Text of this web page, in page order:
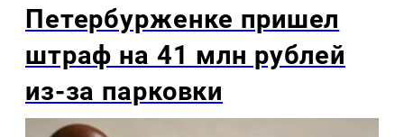
Петербурженке пришел
штраф на 41 млн рублей
из-за парковки